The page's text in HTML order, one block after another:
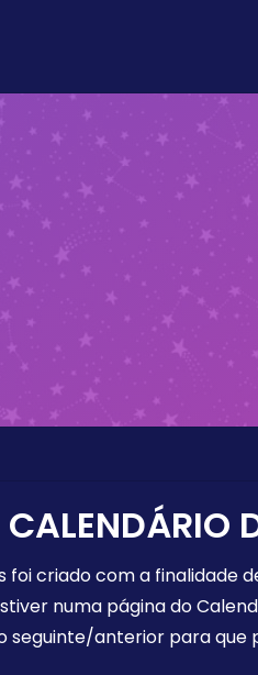
foi criado com a
numa página do
anterior para que